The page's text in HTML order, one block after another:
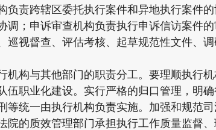
负责跨辖区委托执行案件和异地执行案件
调；申诉审查机构负责执行申诉信访案件
巡视督查、评估考核、起草规范性文件、调
与其他部门的职责分工。要理顺执行机
伍职业化建设。实行严格的归口管理，明
等统一由执行机构负责实施。加强和规范
院的质效管理部门承担执行工作质量监督、